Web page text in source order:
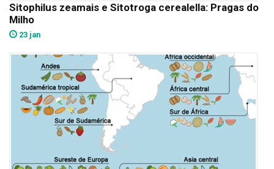
Sitophilus zeamais e Sitotroga cerealella: Pragas do
Milho
23 jan